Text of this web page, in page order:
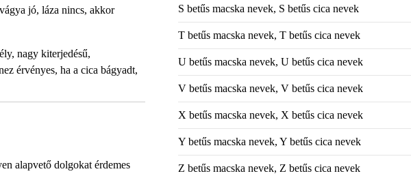
jó, láza nincs, akkor
nagy kiterjedésű,
érvényes, ha a cica bágyadt,
alapvető dolgokat érdemes
S betűs macska nevek, S betűs cica nevek
T betűs macska nevek, T betűs cica nevek
U betűs macska nevek, U betűs cica nevek
V betűs macska nevek, V betűs cica nevek
X betűs macska nevek, X betűs cica nevek
Y betűs macska nevek, Y betűs cica nevek
Z betűs macska nevek, Z betűs cica nevek